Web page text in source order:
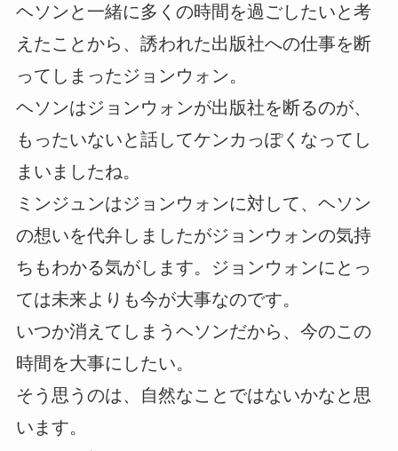
ヘソンと一緒に多くの時間を過ごしたいと考
えたことから、誘われた出版社への仕事を断
ってしまったジョンウォン。
ヘソンはジョンウォンが出版社を断るのが、
もったいないと話してケンカっぽくなってし
まいましたね。
ミンジュンはジョンウォンに対して、ヘソン
の想いを代弁しましたがジョンウォンの気持
ちもわかる気がします。ジョンウォンにとっ
ては未来よりも今が大事なのです。
いつか消えてしまうヘソンだから、今のこの
時間を大事にしたい。
そう思うのは、自然なことではないかなと思
います。